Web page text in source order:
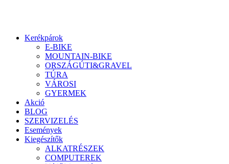
Kerékpárok
E-BIKE
MOUNTAIN-BIKE
ORSZÁGÚTI&GRAVEL
TÚRA
VÁROSI
GYERMEK
Akció
BLOG
SZERVIZELÉS
Események
Kiegészítők
ALKATRÉSZEK
COMPUTEREK